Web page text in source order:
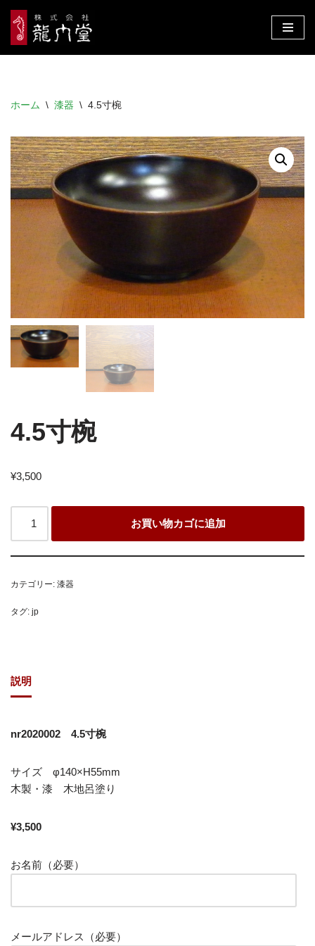
コ
ン
ツ
ス
キ
ッ
プ
ホーム \ 漆器 \ 4.5寸椀
4.5寸椀
¥3,500
お買い物カゴに追加
カテゴリー: 漆器
タグ: jp
説明
nr2020002 4.5寸椀
サイズ φ140×H55mm
木製・漆 木地呂塗り
¥3,500
お名前（必要）
メールアドレス（必要）